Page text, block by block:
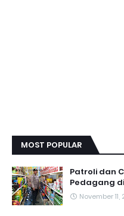
MOST POPULAR
Patroli dan
Pedagang
November 11,